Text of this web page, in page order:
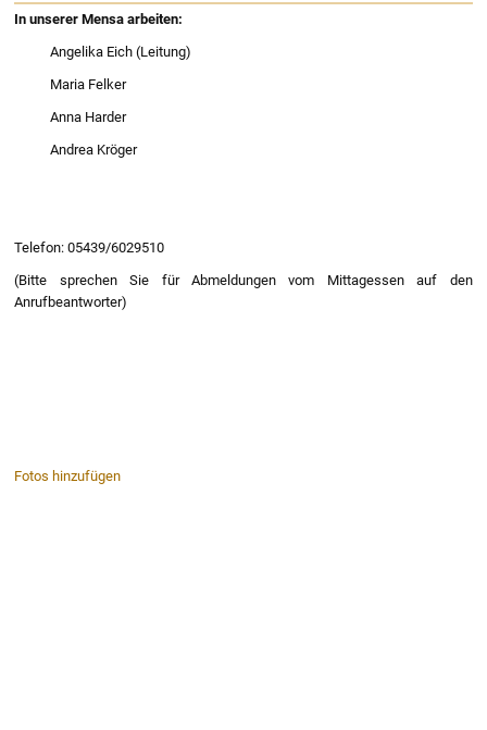
In unserer Mensa arbeiten:
Angelika Eich (Leitung)
Maria Felker
Anna Harder
Andrea Kröger
Telefon: 05439/6029510
(Bitte sprechen Sie für Abmeldungen vom Mittagessen auf den
Anrufbeantworter)
Fotos hinzufügen